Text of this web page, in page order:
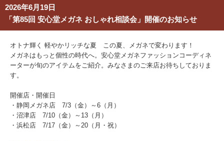
2026年6月19日
「第85回 安心堂メガネ おしゃれ相談会」開催のお知らせ
オトナ輝く 軽やかリッチな夏 この夏、メガネで変わります！
メガネはもっと個性の時代へ。安心堂メガネファッションコーディネ
ーターが旬のアイテムをご紹介。みなさまのご来店お待ちしておりま
す。
開催店・開催日
・静岡メガネ店 7/3（金）～6（月）
・沼津店 7/10（金）～13（月）
・浜松店 7/17（金）～20（月・祝）